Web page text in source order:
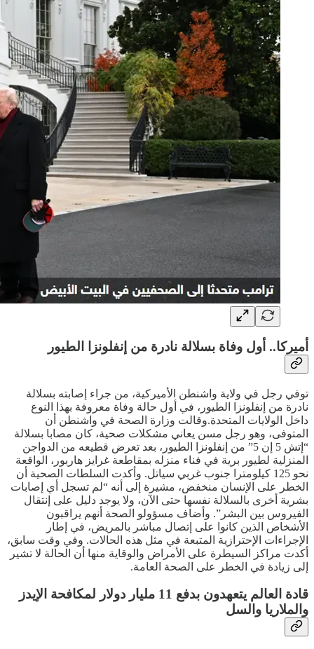
أميركا.. أول وفاة بسلالة نادرة من إنفلونزا الطيور
توفي رجل في ولاية واشنطن الأميركية، من جراء إصابته بسلالة
نادرة من إنفلونزا الطيور، في أول حالة وفاة معروفة بهذا النوع
داخل الولايات المتحدة.وقالت وزارة الصحة في واشنطن أن
المتوفى، وهو رجل مسن يعاني مشكلات صحية، كان مصابا بسلالة
“إتش 5 إن 5” من إنفلونزا الطيور، بعد تعرض قطيعه من الدواجن
المنزلية لطيور برية في فناء منزله بمقاطعة غرايز هاربور، الواقعة
نحو 125 كيلومترا جنوب غربي سياتل. وأكدت السلطات الصحية أن
الخطر على الإنسان منخفض، مشيرة إلى أنه “لم تسجل أي إصابات
بشرية أخرى بالسلالة نفسها حتى الآن، ولا يوجد دليل على إنتقال
الفيروس بين البشر”. وأضاف مسؤولو الصحة أنهم يراقبون
الأشخاص الذين كانوا على إتصال مباشر بالمريض، في إطار
الإجراءات الإحترازية المتبعة في مثل هذه الحالات. وفي وقت سابق،
أكدت مراكز السيطرة على الأمراض والوقاية منها أن الحالة لا تشير
إلى زيادة في الخطر على الصحة العامة.
قادة العالم يتعهدون بدفع 11 مليار دولار لمكافحة الإيدز
والملاريا والسل